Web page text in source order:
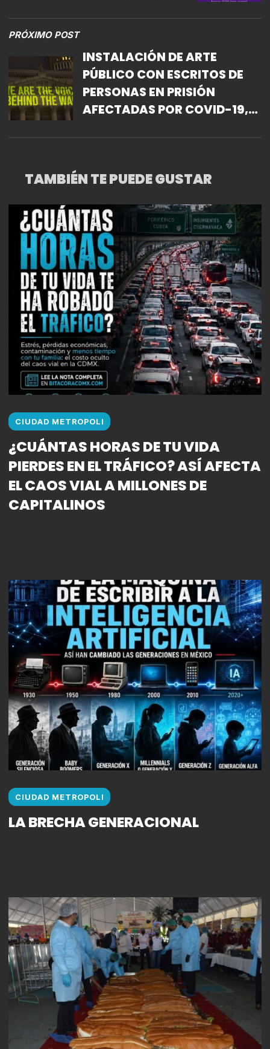
PRÓXIMO POST
INSTALACIÓN DE ARTE
PÚBLICO CON ESCRITOS DE
PERSONAS EN PRISIÓN
AFECTADAS POR COVID-19,
TAMBIÉN TE PUEDE GUSTAR
CIUDAD METROPOLI
¿CUÁNTAS HORAS DE TU VIDA
PIERDES EN EL TRÁFICO? ASÍ AFECTA
EL CAOS VIAL A MILLONES DE
CAPITALINOS
CIUDAD METROPOLI
LA BRECHA GENERACIONAL